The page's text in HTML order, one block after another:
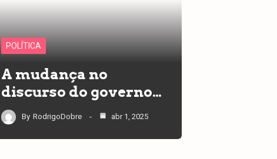
POLÍTICA
A mudança no
discurso do governo…
By RodrigoDobre abr 1, 2025